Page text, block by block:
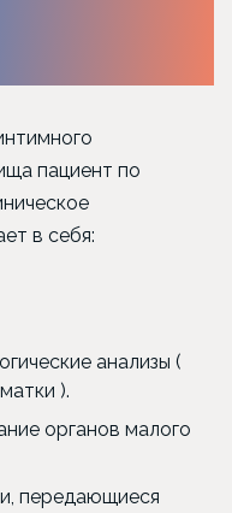
пациент по
в себя:
анализы (
).
органов малого
передающиеся